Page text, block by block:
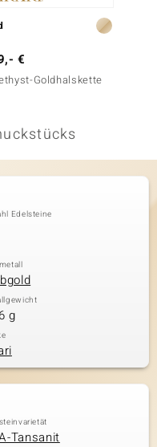
€
Goldhalskette
Edelsteine
g
Tansanit